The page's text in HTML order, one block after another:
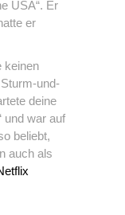
USA“. Er
er
keinen
und-
deine
und war auf
beliebt,
auch als